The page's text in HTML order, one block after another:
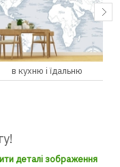
в кухню і їдальню
деталі зображення